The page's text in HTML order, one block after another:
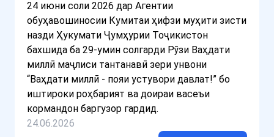
24 июни соли 2026 дар Агентии
обуҳавошиносии Кумитаи ҳифзи муҳити зисти
назди Ҳукумати Ҷумҳурии Тоҷикистон
бахшида ба 29-умин солгарди Рӯзи Ваҳдати
миллӣ маҷлиси тантанавӣ зери унвони
“Ваҳдати миллӣ - пояи устувори давлат!” бо
иштироки роҳбарият ва доираи васеъи
кормандон баргузор гардид.
24.06.2026